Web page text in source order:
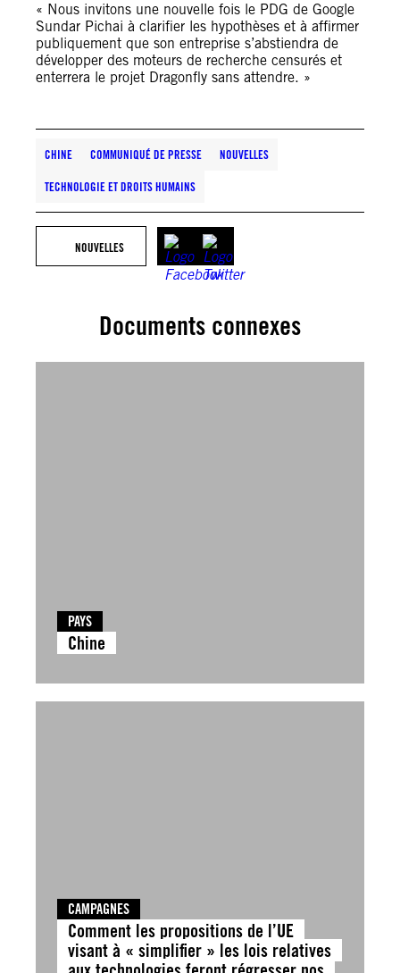
« Nous invitons une nouvelle fois le PDG de Google
Sundar Pichai à clarifier les hypothèses et à affirmer
publiquement que son entreprise s’abstiendra de
développer des moteurs de recherche censurés et
enterrera le projet Dragonfly sans attendre. »
CHINE COMMUNIQUÉ DE PRESSE NOUVELLES
TECHNOLOGIE ET DROITS HUMAINS
NOUVELLES
Documents connexes
PAYS
Chine
CAMPAGNES
Comment les propositions de l’UE
visant à « simplifier » les lois relatives